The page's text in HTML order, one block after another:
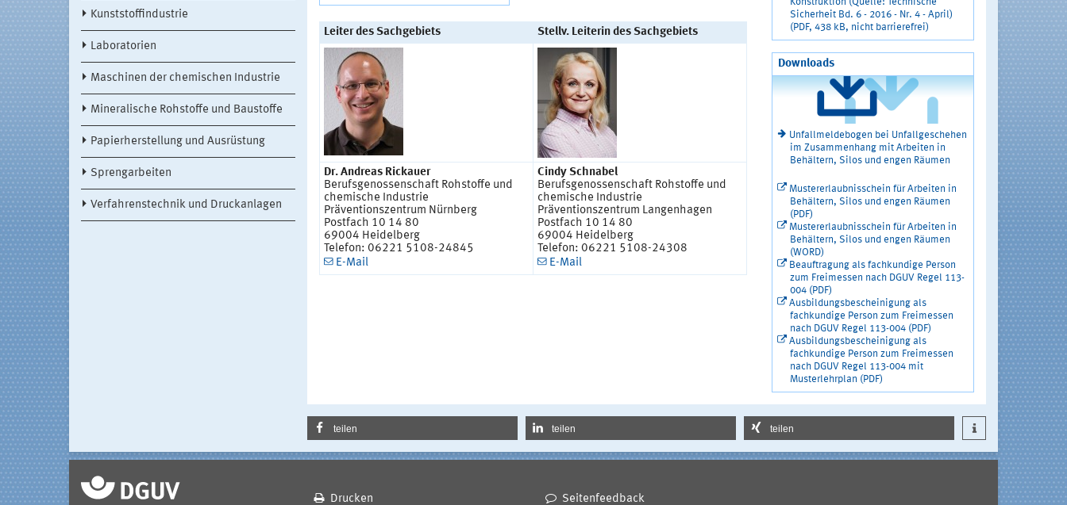
Kunststoffindustrie
Laboratorien
Maschinen der chemischen Industrie
Mineralische Rohstoffe und Baustoffe
Papierherstellung und Ausrüstung
Sprengarbeiten
Verfahrenstechnik und Druckanlagen
Leiter des Sachgebiets Stellv. Leiterin des Sachgebiets
Dr. Andreas Rickauer
Berufsgenossenschaft Rohstoffe und
chemische Industrie
Präventionszentrum Nürnberg
Postfach 10 14 80
69004 Heidelberg
Telefon: 06221 5108-24845
E-Mail
Cindy Schnabel
Berufsgenossenschaft Rohstoffe und
chemische Industrie
Präventionszentrum Langenhagen
Postfach 10 14 80
69004 Heidelberg
Telefon: 06221 5108-24308
E-Mail
Sicherheit Bd. 6 - 2016 - Nr. 4 - April)
(PDF, 438 kB, nicht barrierefrei)
Downloads
Unfallmeldebogen bei Unfallgeschehen
im Zusammenhang mit Arbeiten in
Behältern, Silos und engen Räumen
Mustererlaubnisschein für Arbeiten in
Behältern, Silos und engen Räumen
(PDF)
Mustererlaubnisschein für Arbeiten in
Behältern, Silos und engen Räumen
(WORD)
Beauftragung als fachkundige Person
zum Freimessen nach DGUV Regel 113-
004 (PDF)
Ausbildungsbescheinigung als
fachkundige Person zum Freimessen
nach DGUV Regel 113-004 (PDF)
Ausbildungsbescheinigung als
fachkundige Person zum Freimessen
nach DGUV Regel 113-004 mit
Musterlehrplan (PDF)
teilen teilen teilen
Drucken Seitenfeedback